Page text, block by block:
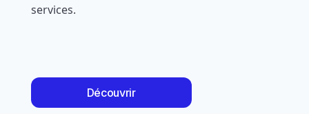
services.
Découvrir